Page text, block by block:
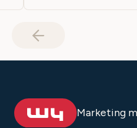
Marketing